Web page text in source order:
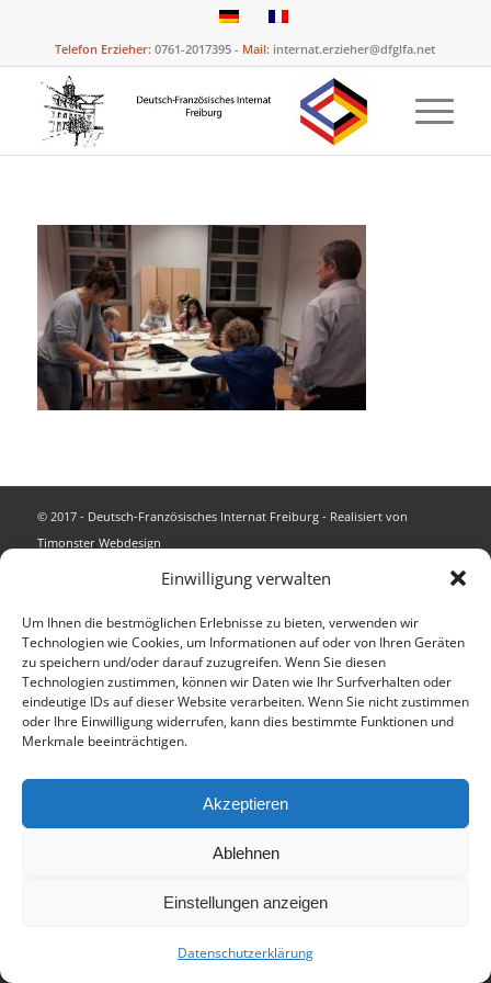
Einwilligung verwalten
Um Ihnen die bestmöglichen Erlebnisse zu bieten, verwenden wir
Technologien wie Cookies, um Informationen auf oder von Ihren Geräten
zu speichern und/oder darauf zuzugreifen. Wenn Sie diesen
Technologien zustimmen, können wir Daten wie Ihr Surfverhalten oder
eindeutige IDs auf dieser Website verarbeiten. Wenn Sie nicht zustimmen
oder Ihre Einwilligung widerrufen, kann dies bestimmte Funktionen und
Merkmale beeinträchtigen.
Akzeptieren
Ablehnen
Einstellungen anzeigen
Datenschutzerklärung
Telefon Erzieher: 0761-2017395 - Mail: internat.erzieher@dfglfa.net
© 2017 - Deutsch-Französisches Internat Freiburg - Realisiert von
Timonster Webdesign